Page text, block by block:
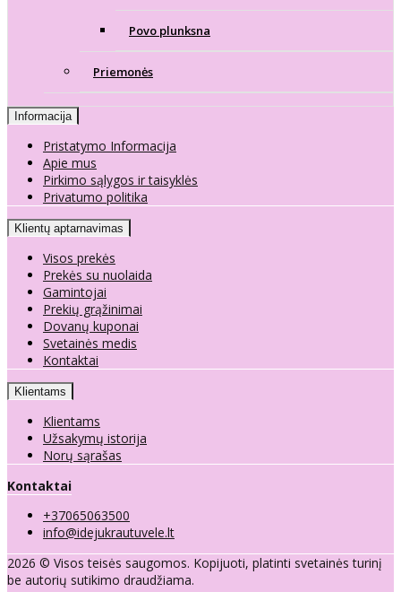
Povo plunksna
Priemonės
Informacija
Pristatymo Informacija
Apie mus
Pirkimo sąlygos ir taisyklės
Privatumo politika
Klientų aptarnavimas
Visos prekės
Prekės su nuolaida
Gamintojai
Prekių grąžinimai
Dovanų kuponai
Svetainės medis
Kontaktai
Klientams
Klientams
Užsakymų istorija
Norų sąrašas
Kontaktai
+37065063500
info@idejukrautuvele.lt
2026 © Visos teisės saugomos. Kopijuoti, platinti svetainės turinį
be autorių sutikimo draudžiama.